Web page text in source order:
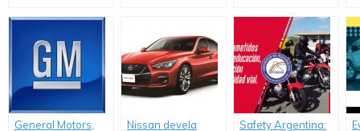
estrellas, y
Chevrolet logra
con Cruze el primer
resultado máximo
para adultos.
Nissan mejora la
prevención de
colisiones.
proyecto conjunto
de apoyo a
estaciones de
hidrógeno.
General Motors,
Nissan devela
Safety Argentina: